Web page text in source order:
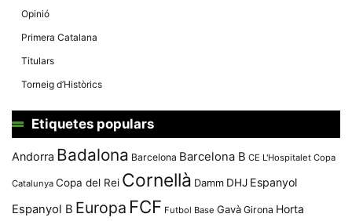
Opinió
Primera Catalana
Titulars
Torneig d’Històrics
Etiquetes populars
Andorra Badalona Barcelona Barcelona B CE L'Hospitalet Copa
Catalunya Copa del Rei Cornellà Damm DHJ Espanyol
Espanyol B Europa FCF Futbol Base Gavà Girona Horta